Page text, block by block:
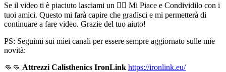
Se il video ti è piaciuto lasciami un 👍🏻 Mi Piace e Condividilo con i
tuoi amici. Questo mi farà capire che gradisci e mi permetterà di
continuare a fare video. Grazie del tuo aiuto!
PS: Seguimi sui miei canali per essere sempre aggiornato sulle mie
novità:
👊👊 Attrezzi Calisthenics IronLink https://ironlink.eu/